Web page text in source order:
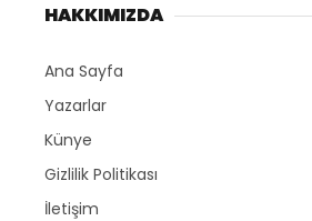
HAKKIMIZDA
Ana Sayfa
Yazarlar
Künye
Gizlilik Politikası
İletişim